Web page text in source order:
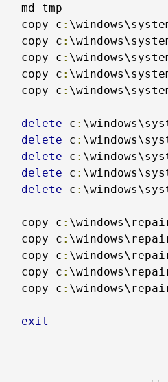
md tmp
copy c :
copy c :
copy c :
copy c :
copy c :
delete c :
delete c :
delete c :
delete c :
delete c :
copy c :
copy c :
copy c :
copy c :
copy c :
exit